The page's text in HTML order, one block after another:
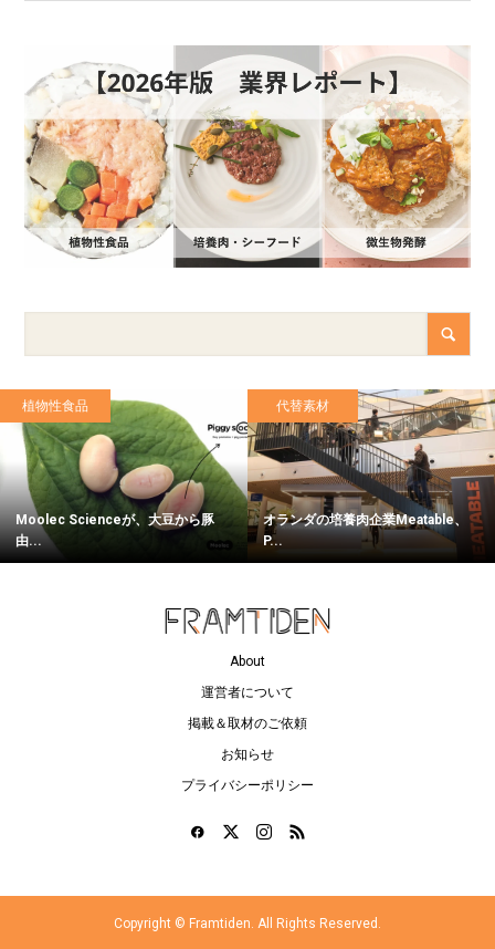
植物性食品
Moolec Scienceが、大豆から豚
由...
代替素材
オランダの培養肉企業Meatable、
P...
About
運営者について
掲載＆取材のご依頼
お知らせ
プライバシーポリシー
Copyright © Framtiden. All Rights Reserved.